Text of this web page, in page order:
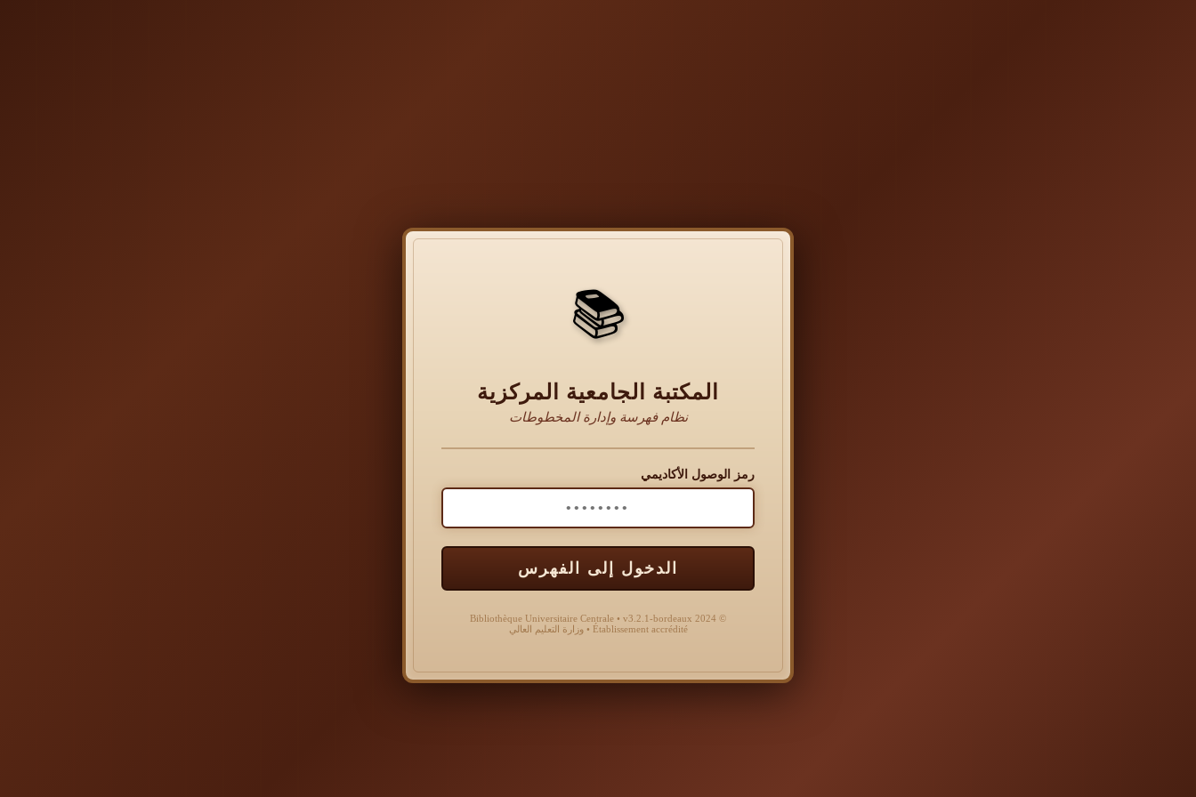
📚
المكتبة الجامعية المركزية
نظام فهرسة وإدارة المخطوطات
رمز الوصول الأكاديمي
الدخول إلى الفهرس
© 2024 Bibliothèque Universitaire Centrale • v3.2.1-bordeaux
Établissement accrédité • وزارة التعليم العالي